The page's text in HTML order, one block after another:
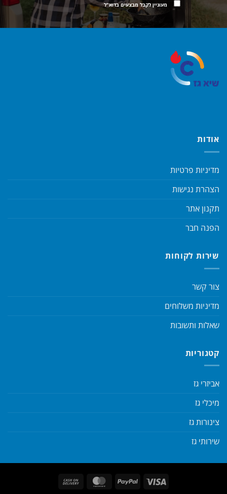
מעוניין לקבל מבצעים בדוא"ל
אודות
מדיניות פרטיות
הצהרת נגישות
תקנון אתר
הפנה חבר
שירות לקוחות
צור קשר
מדיניות משלוחים
שאלות ותשובות
קטגוריות
אביזרי גז
מיכלי גז
צינורות גז
שירותי גז
Visa
PayPal
MasterCard